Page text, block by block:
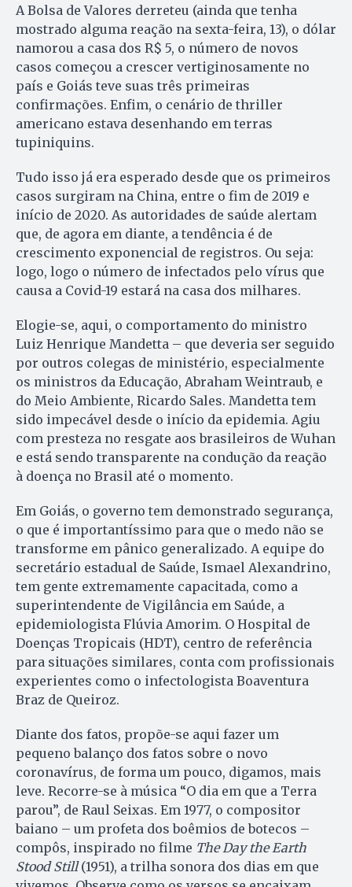
A Bolsa de Valores derreteu (ainda que tenha
mostrado alguma reação na sexta-feira, 13), o dólar
namorou a casa dos R$ 5, o número de novos
casos começou a crescer vertiginosamente no
país e Goiás teve suas três primeiras
confirmações. Enfim, o cenário de thriller
americano estava desenhando em terras
tupiniquins.
Tudo isso já era esperado desde que os primeiros
casos surgiram na China, entre o fim de 2019 e
início de 2020. As autoridades de saúde alertam
que, de agora em diante, a tendência é de
crescimento exponencial de registros. Ou seja:
logo, logo o número de infectados pelo vírus que
causa a Covid-19 estará na casa dos milhares.
Elogie-se, aqui, o comportamento do ministro
Luiz Henrique Mandetta – que deveria ser seguido
por outros colegas de ministério, especialmente
os ministros da Educação, Abraham Weintraub, e
do Meio Ambiente, Ricardo Sales. Mandetta tem
sido impecável desde o início da epidemia. Agiu
com presteza no resgate aos brasileiros de Wuhan
e está sendo transparente na condução da reação
à doença no Brasil até o momento.
Em Goiás, o governo tem demonstrado segurança,
o que é importantíssimo para que o medo não se
transforme em pânico generalizado. A equipe do
secretário estadual de Saúde, Ismael Alexandrino,
tem gente extremamente capacitada, como a
superintendente de Vigilância em Saúde, a
epidemiologista Flúvia Amorim. O Hospital de
Doenças Tropicais (HDT), centro de referência
para situações similares, conta com profissionais
experientes como o infectologista Boaventura
Braz de Queiroz.
Diante dos fatos, propõe-se aqui fazer um
pequeno balanço dos fatos sobre o novo
coronavírus, de forma um pouco, digamos, mais
leve. Recorre-se à música “O dia em que a Terra
parou”, de Raul Seixas. Em 1977, o compositor
baiano – um profeta dos boêmios de botecos –
compôs, inspirado no filme The Day the Earth
Stood Still(1951), a trilha sonora dos dias em que